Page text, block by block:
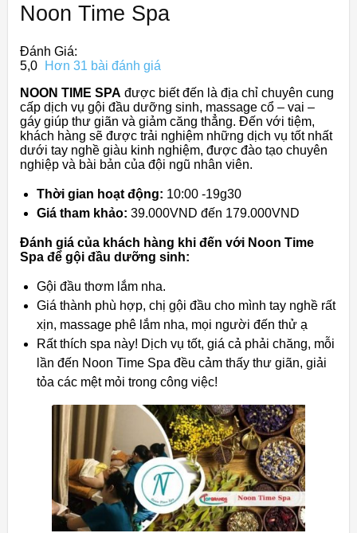
Noon Time Spa
Đánh Giá:
5,0
Hơn 31 bài đánh giá
NOON TIME SPA được biết đến là địa chỉ chuyên cung
cấp dịch vụ gội đầu dưỡng sinh, massage cổ – vai –
gáy giúp thư giãn và giảm căng thẳng. Đến với tiệm,
khách hàng sẽ được trải nghiệm những dịch vụ tốt nhất
dưới tay nghề giàu kinh nghiệm, được đào tạo chuyên
nghiệp và bài bản của đội ngũ nhân viên.
Thời gian hoạt động: 10:00 -19g30
Giá tham khảo: 39.000VND đến 179.000VND
Đánh giá của khách hàng khi đến với Noon Time
Spa để gội đầu dưỡng sinh:
Gội đầu thơm lắm nha.
Giá thành phù hợp, chị gội đầu cho mình tay nghề rất
xịn, massage phê lắm nha, mọi người đến thử ạ
Rất thích spa này! Dịch vụ tốt, giá cả phải chăng, mỗi
lần đến Noon Time Spa đều cảm thấy thư giãn, giải
tỏa các mệt mỏi trong công việc!